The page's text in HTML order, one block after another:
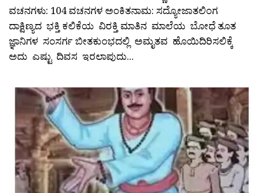
ವಚನಗಳು: 104 ವಚನಗಳ ಅಂಕಿತನಾಮ: ಸದ್ಯೋಜಾತಲಿಂಗ
ದಾಕ್ಷಿಣ್ಯದ ಭಕ್ತಿ ಕಲಿಕೆಯ ವಿರಕ್ತಿ ಮಾತಿನ ಮಾಲೆಯ ಬೋಧೆ ತೂತ
ಜ್ಞಾನಿಗಳ ಸಂಸರ್ಗ ಬೀತಕುಂಭದಲ್ಲಿ ಅಮೃತವ ಹೊಯಿದಿರಿಸಲಿಕ್ಕೆ
ಅದು ಎಷ್ಟು ದಿವಸ ಇರಲಾಪುದು...